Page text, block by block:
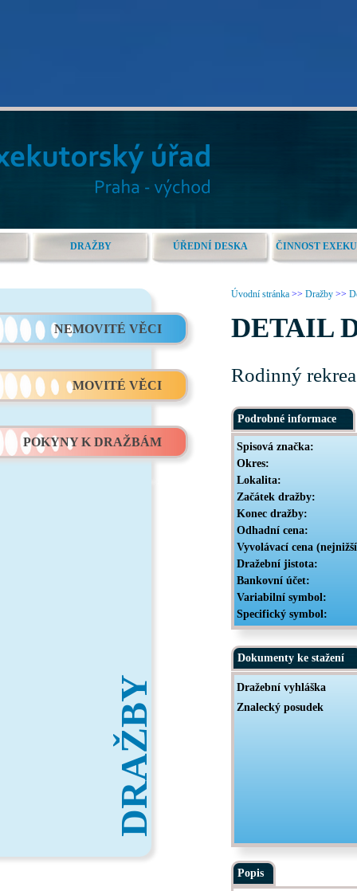
DRAŽBY ÚŘEDNÍ DESKA ČINNOST
NEMOVITÉ VĚCI
MOVITÉ VĚCI
POKYNY K DRAŽBÁM
DRAŽBY
Úvodní stránka >> Dražby >>
DETAIL
Rodinný
Podrobné informace
Spisová značka:
Okres:
Lokalita:
Začátek dražby:
Konec dražby:
Odhadní cena:
Vyvolávací cena
Dražební jistota:
Bankovní účet:
Variabilní symbol:
Specifický symbol:
Dokumenty ke stažení
Dražební vyhláška
Znalecký posudek
Popis